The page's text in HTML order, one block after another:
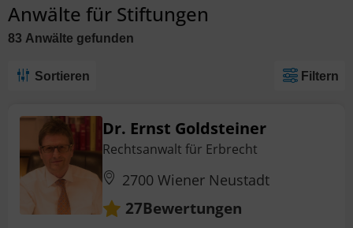
Anwälte für Stiftungen
83 Anwälte gefunden
Sortieren Filtern
Dr. Ernst Goldsteiner
Rechtsanwalt für Erbrecht
2700 Wiener Neustadt
27Bewertungen